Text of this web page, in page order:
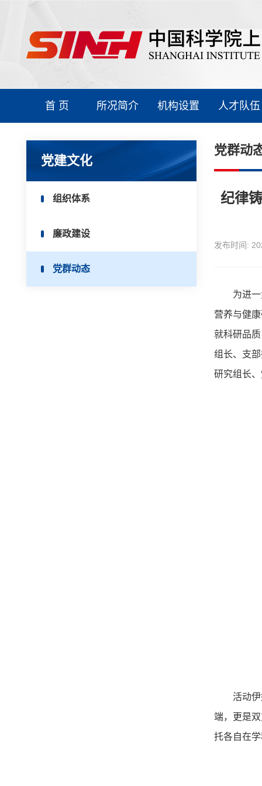
首 页 所况简介 机构设置 人才队伍
党建文化
组织体系
廉政建设
党群动态
党群动
纪律
发布时间:
为进
营养与健
就科研品
组长、支
研究组长
活动
端，更是
托各自在